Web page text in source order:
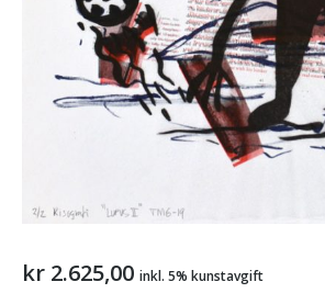
kr 2.625,00 inkl. 5% kunstavgift